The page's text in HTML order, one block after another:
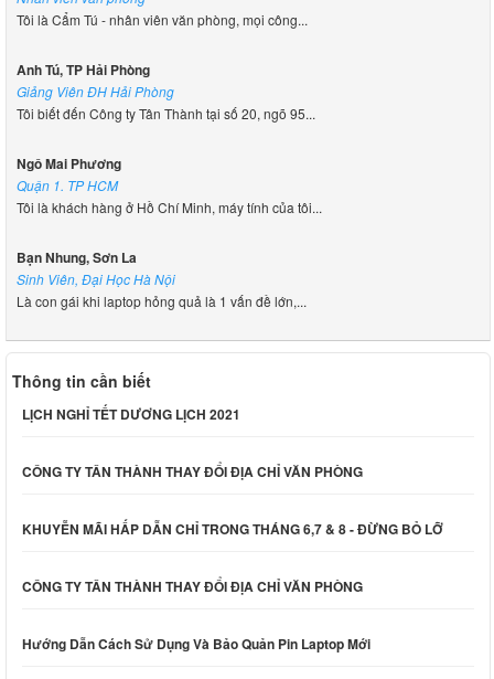
Tôi là Cẩm Tú - nhân viên văn phòng, mọi công...
Anh Tú, TP Hải Phòng
Giảng Viên ĐH Hải Phòng
Tôi biết đến Công ty Tân Thành tại số 20, ngõ 95...
Ngô Mai Phương
Quận 1. TP HCM
Tôi là khách hàng ở Hồ Chí Minh, máy tính của tôi...
Bạn Nhung, Sơn La
Sinh Viên, Đại Học Hà Nội
Là con gái khi laptop hỏng quả là 1 vấn đề lớn,...
Thông tin cần biết
LỊCH NGHỈ TẾT DƯƠNG LỊCH 2021
CÔNG TY TÂN THÀNH THAY ĐỔI ĐỊA CHỈ VĂN PHÒNG
KHUYỄN MÃI HẤP DẪN CHỈ TRONG THÁNG 6,7 & 8 - ĐỪNG BỎ LỠ
CÔNG TY TÂN THÀNH THAY ĐỔI ĐỊA CHỈ VĂN PHÒNG
Hướng Dẫn Cách Sử Dụng Và Bảo Quản Pin Laptop Mới